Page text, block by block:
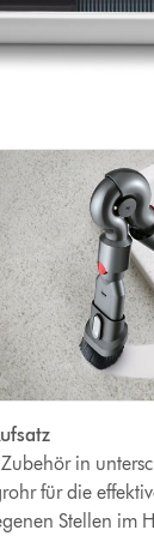
in
für die
Stellen im